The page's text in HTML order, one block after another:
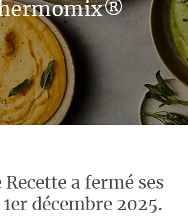
Recette a fermé ses
décembre 2025.